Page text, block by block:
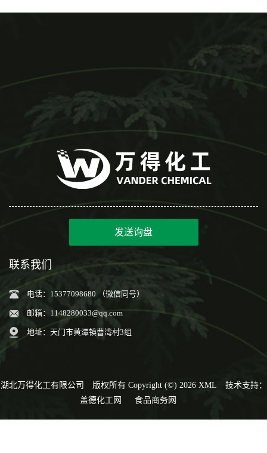
发送询盘
联系我们
电话：15377098680 （微信同号）
邮箱： 1148280033@qq.com
地址：天门市黄潭镇曹湾村3组
湖北万得化工有限公司 版权所有 Copyright (©) 2026 XML
技术支持：
盖德化工网
食品商务网